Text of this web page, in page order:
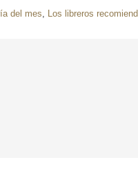
del mes, Los libreros